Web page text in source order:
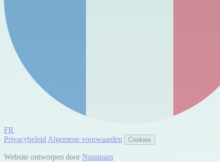
FR
Privacybeleid Algemene voorwaarden Cookies
Website ontworpen door Numinam